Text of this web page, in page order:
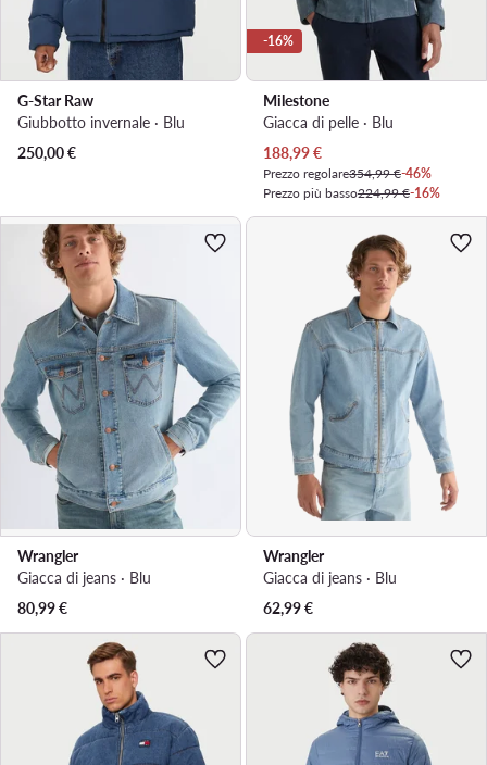
G-Star Raw
Giubbotto invernale · Blu
250,00€
-16%
Milestone
Giacca di pelle · Blu
Prezzo attuale
188,99€
Prezzo regolare354,99 €-46%
Prezzo più basso224,99 €-16%
Wrangler
Giacca di jeans · Blu
80,99€
Wrangler
Giacca di jeans · Blu
62,99€